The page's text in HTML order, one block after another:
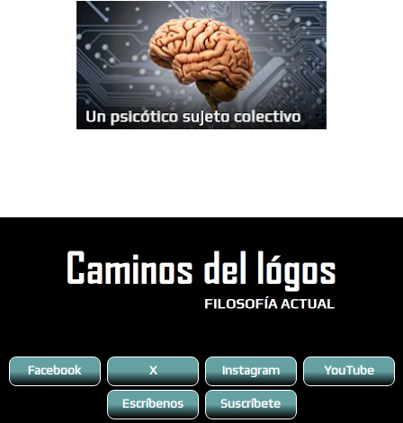
Facebook X Instagram YouTube
Escríbenos Suscríbete